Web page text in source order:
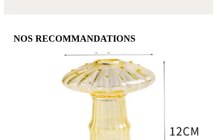
NOS RECOMMANDATIONS